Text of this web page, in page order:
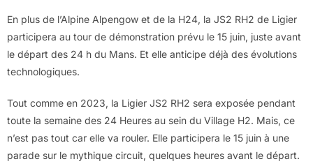
En plus de l’Alpine Alpengow et de la H24, la JS2 RH2 de Ligier
participera au tour de démonstration prévu le 15 juin, juste avant
le départ des 24 h du Mans. Et elle anticipe déjà des évolutions
technologiques.
Tout comme en 2023, la Ligier JS2 RH2 sera exposée pendant
toute la semaine des 24 Heures au sein du Village H2. Mais, ce
n’est pas tout car elle va rouler. Elle participera le 15 juin à une
parade sur le mythique circuit, quelques heures avant le départ.